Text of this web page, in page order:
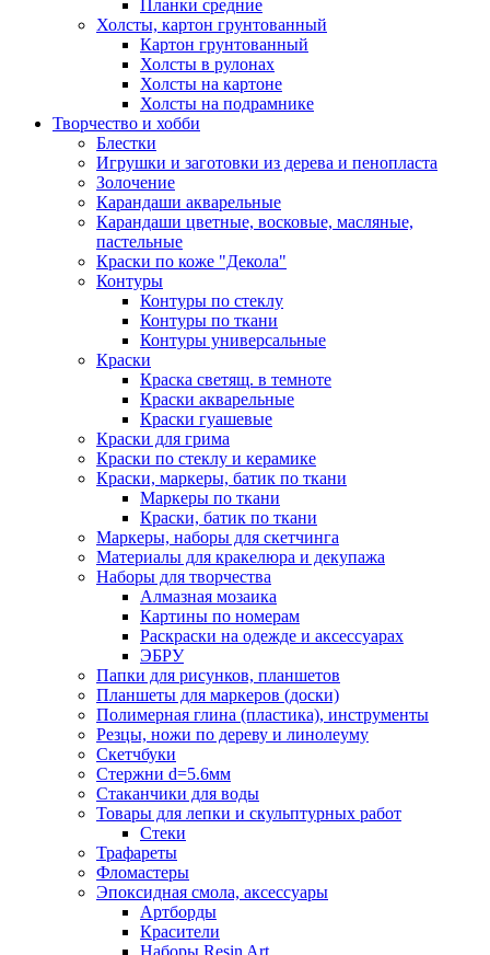
Планки средние
Холсты, картон грунтованный
Картон грунтованный
Холсты в рулонах
Холсты на картоне
Холсты на подрамнике
Творчество и хобби
Блестки
Игрушки и заготовки из дерева и пенопласта
Золочение
Карандаши акварельные
Карандаши цветные, восковые, масляные,
пастельные
Краски по коже "Декола"
Контуры
Контуры по стеклу
Контуры по ткани
Контуры универсальные
Краски
Краска светящ. в темноте
Краски акварельные
Краски гуашевые
Краски для грима
Краски по стеклу и керамике
Краски, маркеры, батик по ткани
Маркеры по ткани
Краски, батик по ткани
Маркеры, наборы для скетчинга
Материалы для кракелюра и декупажа
Наборы для творчества
Алмазная мозаика
Картины по номерам
Раскраски на одежде и аксессуарах
ЭБРУ
Папки для рисунков, планшетов
Планшеты для маркеров (доски)
Полимерная глина (пластика), инструменты
Резцы, ножи по дереву и линолеуму
Скетчбуки
Стержни d=5.6мм
Стаканчики для воды
Товары для лепки и скульптурных работ
Стеки
Трафареты
Фломастеры
Эпоксидная смола, аксессуары
Артборды
Красители
Наборы Resin Art